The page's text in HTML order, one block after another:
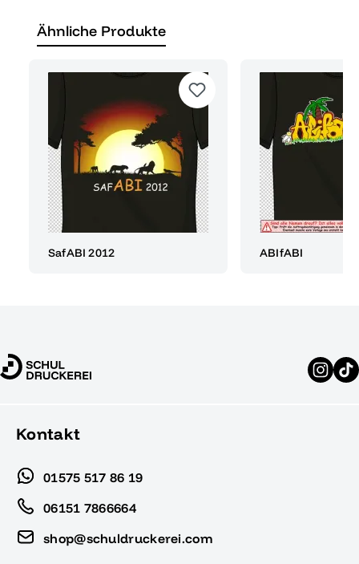
Ähnliche Produkte
SafABI 2012 ABIfABI
Kontakt
01575 517 86 19
06151 7866664
shop@schuldruckerei.com